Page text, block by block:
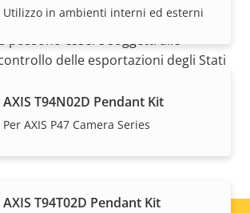
Utilizzo in ambienti interni ed esterni
AXIS T94N02D Pendant Kit
Per AXIS P47 Camera Series
AXIS T94T02D Pendant Kit
possono essere soggetti alle
delle esportazioni degli Stati
esportazioni. Trovale informazioni
all'esportazione per il tuo prodotto